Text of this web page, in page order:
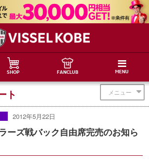
SHOP FANCLUB MENU
メニュー
ト
2012年5月22日
ーズ戦バック自由席完売のお知ら